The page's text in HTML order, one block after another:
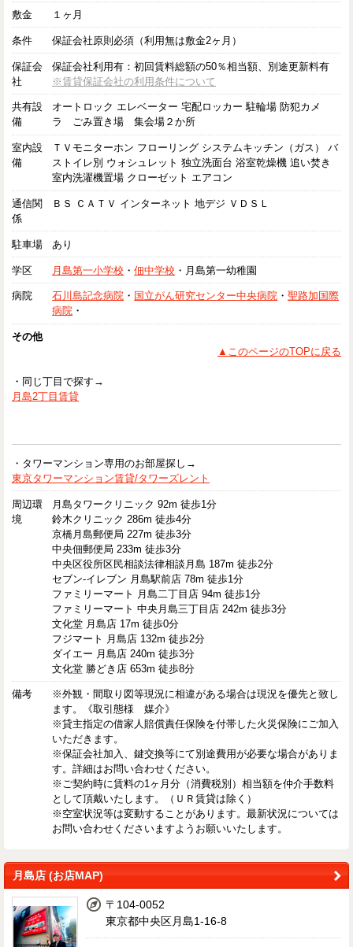
敷金 １ヶ月
条件 保証会社原則必須（利用無は敷金2ヶ月）
保証会
社
保証会社利用有：初回賃料総額の50％相当額、別途更新料有
※賃貸保証会社の利用条件について
共有設
備
オートロック エレベーター 宅配ロッカー 駐輪場 防犯カメ
ラ ごみ置き場 集会場２か所
室内設
備
ＴＶモニターホン フローリング システムキッチン（ガス） バ
ストイレ別 ウォシュレット 独立洗面台 浴室乾燥機 追い焚き
室内洗濯機置場 クローゼット エアコン
通信関
係
ＢＳ ＣＡＴＶ インターネット 地デジ ＶＤＳＬ
駐車場 あり
学区 月島第一小学校 ・佃中学校 ・月島第一幼稚園
病院 石川島記念病院 ・ 国立がん研究センター中央病院 ・聖路加国際
病院 ・
その他
▲このページのTOPに戻る
・同じ丁目で探す→
月島2丁目賃貸
・タワーマンション専用のお部屋探し→
東京タワーマンション賃貸/タワーズレント
周辺環
境
月島タワークリニック 92m 徒歩1分
鈴木クリニック 286m 徒歩4分
京橋月島郵便局 227m 徒歩3分
中央佃郵便局 233m 徒歩3分
中央区役所区民相談法律相談月島 187m 徒歩2分
セブン-イレブン 月島駅前店 78m 徒歩1分
ファミリーマート 月島二丁目店 94m 徒歩1分
ファミリーマート 中央月島三丁目店 242m 徒歩3分
文化堂 月島店 17m 徒歩0分
フジマート 月島店 132m 徒歩2分
ダイエー 月島店 240m 徒歩3分
文化堂 勝どき店 653m 徒歩8分
備考
※外観・間取り図等現況に相違がある場合は現況を優先と致し
ます。《取引態様 媒介》
※貸主指定の借家人賠償責任保険を付帯した火災保険にご加入
いただきます。
※保証会社加入、鍵交換等にて別途費用が必要な場合がありま
す。詳細はお問い合わせください。
※ご契約時に賃料の1ヶ月分（消費税別）相当額を仲介手数料
として頂戴いたします。（ＵＲ賃貸は除く）
※空室状況等は変動することがあります。最新状況については
お問い合わせくださいますようお願いいたします。
月島店 (お店MAP)
〒104-0052
東京都中央区月島1-16-8